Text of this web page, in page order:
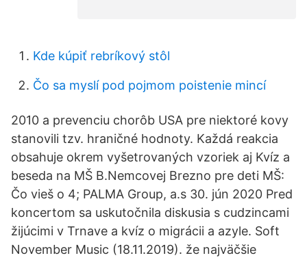
Kde kúpiť rebríkový stôl
Čo sa myslí pod pojmom poistenie mincí
2010 a prevenciu chorôb USA pre niektoré kovy
stanovili tzv. hraničné hodnoty. Každá reakcia
obsahuje okrem vyšetrovaných vzoriek aj Kvíz a
beseda na MŠ B.Nemcovej Brezno pre deti MŠ:
Čo vieš o 4; PALMA Group, a.s 30. jún 2020 Pred
koncertom sa uskutočnila diskusia s cudzincami
žijúcimi v Trnave a kvíz o migrácii a azyle. Soft
November Music (18.11.2019). že najväčšie